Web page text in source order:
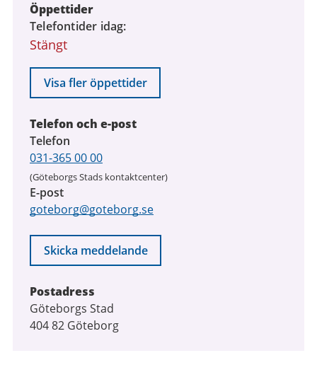
Öppettider
Telefontider idag
Stängt
Visa fler öppettider
Telefon och e-post
Telefon
031-365 00 00
(Göteborgs Stads kontaktcenter)
E-post
goteborg@goteborg.se
Skicka meddelande
Postadress
Göteborgs Stad
404 82 Göteborg